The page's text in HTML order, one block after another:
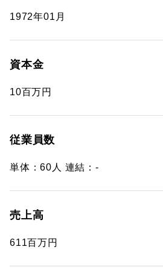
1972年01月
資本金
10百万円
従業員数
単体：60人 連結：-
売上高
611百万円